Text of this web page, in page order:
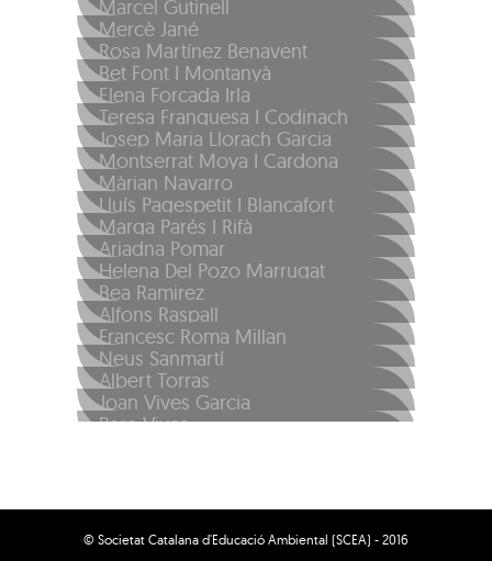
Marcel Gutinell
Mercè Jané
Rosa Martínez Benavent
Bet Font I Montanyà
Elena Forcada Irla
Teresa Franquesa I Codinach
Josep Maria Llorach Garcia
Montserrat Moya I Cardona
Màrian Navarro
Lluís Pagespetit I Blancafort
Marga Parés I Rifà
Ariadna Pomar
Helena Del Pozo Marrugat
Bea Ramirez
Alfons Raspall
Francesc Roma Millan
Neus Sanmartí
Albert Torras
Joan Vives Garcia
Pere Vives
© Societat Catalana d'Educació Ambiental (SCEA) - 2016